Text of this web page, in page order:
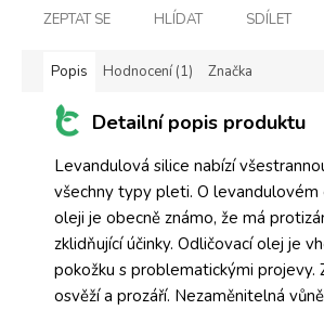
ZEPTAT SE HLÍDAT SDÍLET
Popis Hodnocení (1) Značka
Detailní popis produktu
Levandulová silice nabízí
všechny typy pleti. O levandulovém
oleji je obecně známo, že má
zklidňující účinky. Odličovací olej je
pokožku s problematickými projevy.
osvěží a prozáří. Nezaměnitelná vůně